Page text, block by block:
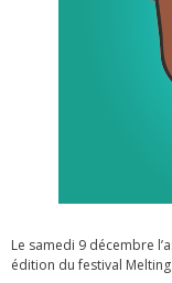
Le samedi 9 décembre
édition du festival